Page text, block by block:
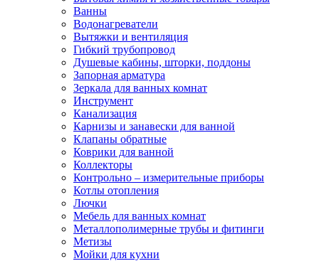
Ванны
Водонагреватели
Вытяжки и вентиляция
Гибкий трубопровод
Душевые кабины, шторки, поддоны
Запорная арматура
Зеркала для ванных комнат
Инструмент
Канализация
Карнизы и занавески для ванной
Клапаны обратные
Коврики для ванной
Коллекторы
Контрольно – измерительные приборы
Котлы отопления
Лючки
Мебель для ванных комнат
Металлополимерные трубы и фитинги
Метизы
Мойки для кухни